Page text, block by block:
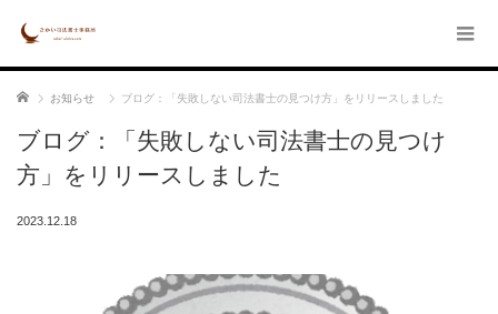
ホーム お知らせ ブログ：「失敗しない司法書士の見つけ方」をリリースしました
ブログ：「失敗しない司法書士の見つけ
方」をリリースしました
2023.12.18